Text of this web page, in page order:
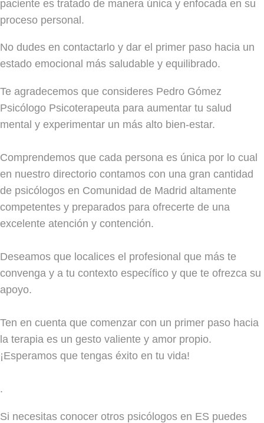
paciente es tratado de manera única y enfocada en su
proceso personal.
No dudes en contactarlo y dar el primer paso hacia un
estado emocional más saludable y equilibrado.
Te agradecemos que consideres Pedro Gómez
Psicólogo Psicoterapeuta para aumentar tu salud
mental y experimentar un más alto bien-estar.
Comprendemos que cada persona es única por lo cual
en nuestro directorio contamos con una gran cantidad
de psicólogos en Comunidad de Madrid altamente
competentes y preparados para ofrecerte de una
excelente atención y contención.
Deseamos que localices el profesional que más te
convenga y a tu contexto específico y que te ofrezca su
apoyo.
Ten en cuenta que comenzar con un primer paso hacia
la terapia es un gesto valiente y amor propio.
¡Esperamos que tengas éxito en tu vida!
.
Si necesitas conocer otros psicólogos en ES puedes